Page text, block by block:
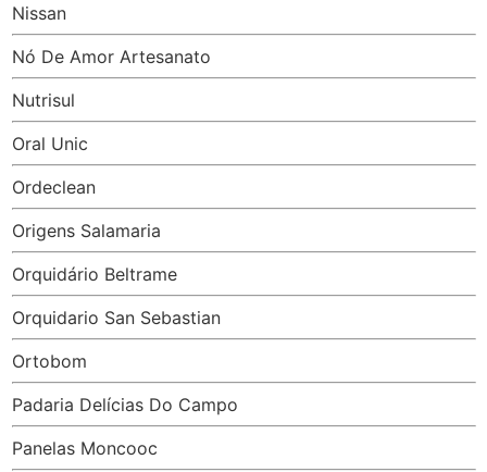
Nissan
Nó De Amor Artesanato
Nutrisul
Oral Unic
Ordeclean
Origens Salamaria
Orquidário Beltrame
Orquidario San Sebastian
Ortobom
Padaria Delícias Do Campo
Panelas Moncooc